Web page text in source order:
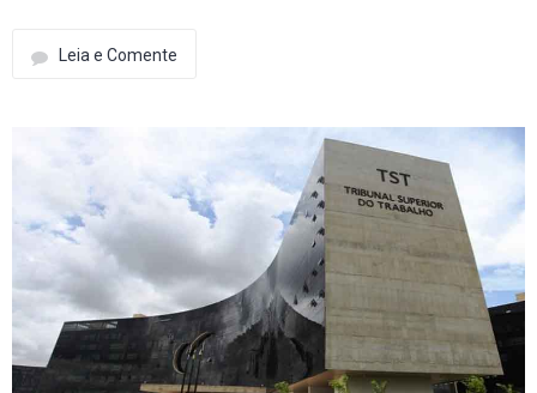
Leia e Comente